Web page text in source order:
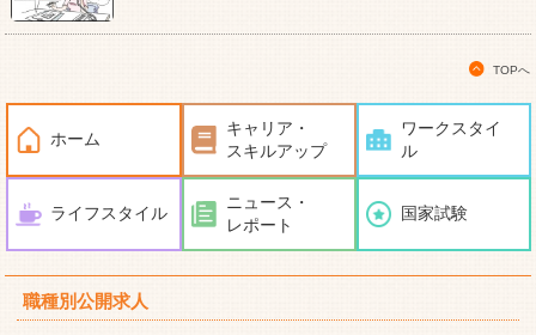
TOPへ
ホーム
キャリア・
スキルアップ
ワークスタイ
ル
ライフスタイル
ニュース・
レポート
国家試験
職種別公開求人